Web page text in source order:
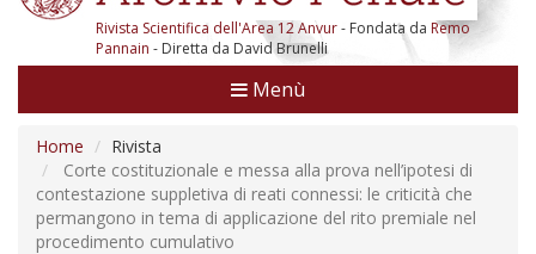
Rivista Scientifica dell'Area 12 Anvur- Fondata da Remo
Pannain - Diretta da David Brunelli
Menù
Home
Rivista
Corte costituzionale e messa alla prova nell’ipotesi di
contestazione suppletiva di reati connessi: le criticità che
permangono in tema di applicazione del rito premiale nel
procedimento cumulativo